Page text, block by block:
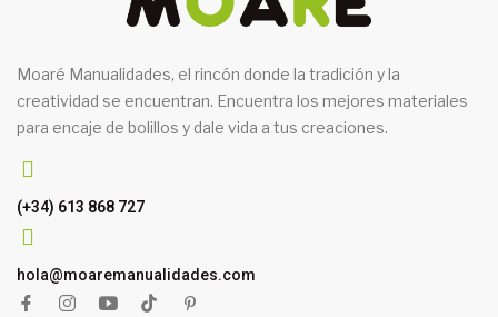
Moaré Manualidades, el rincón donde la tradición y la
creatividad se encuentran. Encuentra los mejores materiales
para encaje de bolillos y dale vida a tus creaciones.
(+34) 613 868 727
hola@moaremanualidades.com